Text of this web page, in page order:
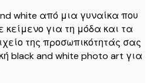
white από μια γυναίκα που
για τη μόδα και τα
της προσωπικότητάς σας
black and white photo art για